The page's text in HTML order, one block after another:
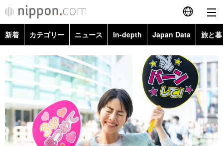
English
简体字
繁體字
Français
Español
カテゴリー
政治・外交
ニュース
新着 カテゴリー ニュース In-depth Japan Data 旅と
政治・外交
経済・ビジネス
国際・海外
社会
Topics
Images
People
東京